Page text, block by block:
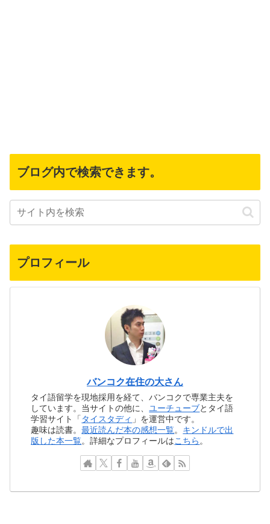
ブログ内で検索できます。
プロフィール
バンコク在住の大さん
タイ語留学を現地採用を経て、バンコクで専業主夫を
しています。当サイトの他に、ユーチューブとタイ語
学習サイト「 タイスタディ 」を運営中です。
趣味は読書。最近読んだ本の感想一覧。 キンドルで出
版した本一覧。詳細なプロフィールはこちら。